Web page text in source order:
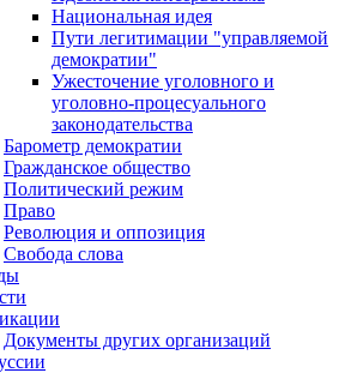
Национальная идея
Пути легитимации "управляемой
демократии"
Ужесточение уголовного и
уголовно-процесуального
законодательства
Барометр демократии
Гражданское общество
Политический режим
Право
Революция и оппозиция
Свобода слова
Документы других организаций